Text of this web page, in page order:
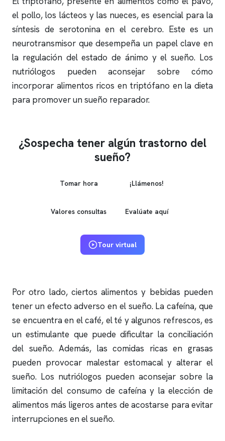
el pollo, los lácteos y las nueces, es esencial para la
síntesis de serotonina en el cerebro. Este es un
neurotransmisor que desempeña un papel clave en
la regulación del estado de ánimo y el sueño. Los
nutriólogos pueden aconsejar sobre cómo
incorporar alimentos ricos en triptófano en la dieta
para promover un sueño reparador.
¿Sospecha tener algún trastorno del
sueño?
Tomar hora ¡Llámenos!
Valores consultas Evalúate aquí
Tour virtual
Por otro lado, ciertos alimentos y bebidas pueden
tener un efecto adverso en el sueño. La cafeína, que
se encuentra en el café, el té y algunos refrescos, es
un estimulante que puede dificultar la conciliación
del sueño. Además, las comidas ricas en grasas
pueden provocar malestar estomacal y alterar el
sueño. Los nutriólogos pueden aconsejar sobre la
limitación del consumo de cafeína y la elección de
alimentos más ligeros antes de acostarse para evitar
interrupciones en el sueño.